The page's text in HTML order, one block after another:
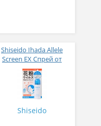
Shiseido Ihada Allele
Screen EX Спрей от
вирусов и аллергий 50
гр
Shiseido